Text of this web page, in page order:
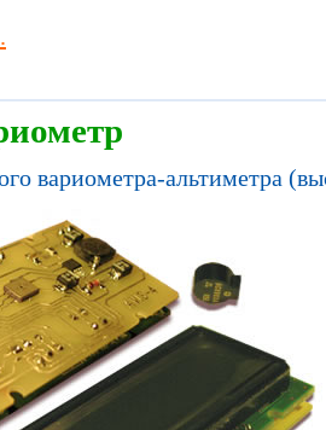
вариометра-альтиметра